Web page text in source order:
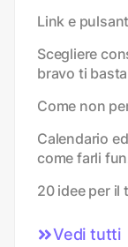
Link e
Scegliere
bravo ti
Come non
Calendario
come farli
20 idee per il
Vedi tutti